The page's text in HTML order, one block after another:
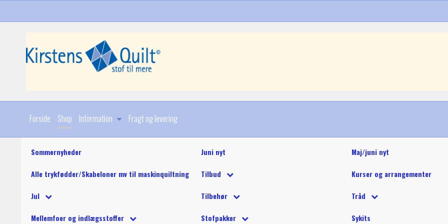
Forside Shop Information Fragt og levering
Sommernyheder Juni nyt Maj/juni nyt
Alle trykfødder/Skabeloner mv til maskinquiltning
Tilbud
Diverse tilbud
Kurser og arrangementer
Jul
Julebøger og mønstre
Tilbehør
Diverse tilbehør
Tråd
King Tut maskinquiltetråd
Glide polyestertråd (60wt)
Mellemfoer og indlægsstoffer
Stofpakker
Sykits